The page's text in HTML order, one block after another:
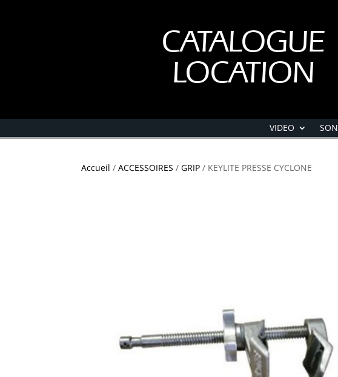
CATALOGUE
LOCATION
VIDEO SON
Accueil /ACCESSOIRES /GRIP / KEYLITE PRESSE CYCLONE